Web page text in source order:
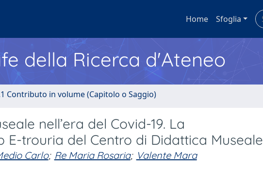
Home Sfoglia
della Ricerca d'Ateneo
Contributo in volume (Capitolo o Saggio)
nell’era del Covid-19. La
E-trouria del Centro di Didattica Museale
Carlo; Re Maria Rosaria; Valente Mara